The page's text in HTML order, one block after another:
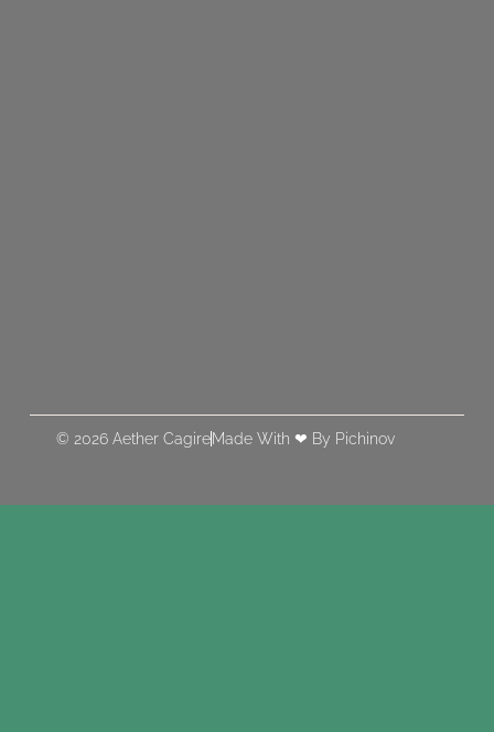
© 2026 Aether CagireMade With ❤ By Pichinov